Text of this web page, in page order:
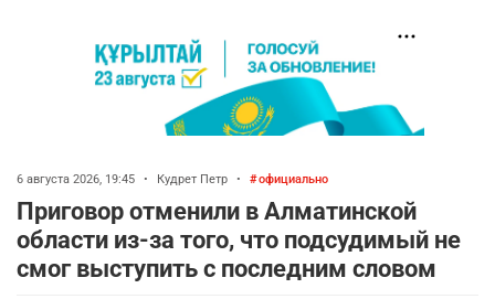
6 августа 2026, 19:45 • Кудрет Петр • официально
Приговор отменили в Алматинской
области из-за того, что подсудимый не
смог выступить с последним словом